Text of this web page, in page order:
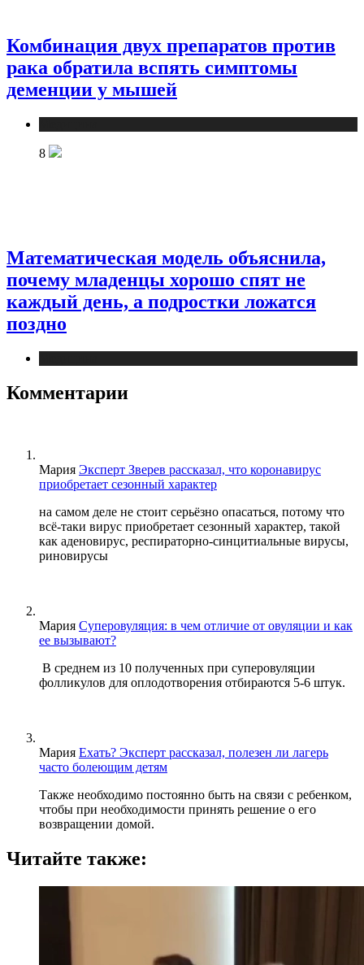
Комбинация двух препаратов против
рака обратила вспять симптомы
деменции у мышей
8
Математическая модель объяснила,
почему младенцы хорошо спят не
каждый день, а подростки ложатся
поздно
Комментарии
Мария Эксперт Зверев рассказал, что коронавирус
приобретает сезонный характер
на самом деле не стоит серьёзно опасаться, потому что
всё-таки вирус приобретает сезонный характер, такой
как аденовирус, респираторно-синцитиальные вирусы,
риновирусы
Мария Суперовуляция: в чем отличие от овуляции и как
ее вызывают?
В среднем из 10 полученных при суперовуляции
фолликулов для оплодотворения отбираются 5-6 штук.
Мария Ехать? Эксперт рассказал, полезен ли лагерь
часто болеющим детям
Также необходимо постоянно быть на связи с ребенком,
чтобы при необходимости принять решение о его
возвращении домой.
Читайте также: